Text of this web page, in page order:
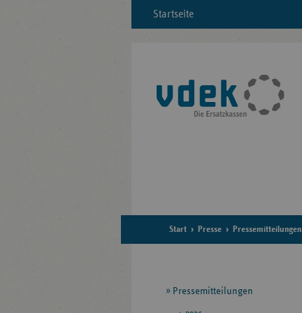
Startseite
Start Presse Pressemitteilungen
Seitennavigation
Pressemitteilungen